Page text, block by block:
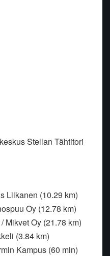
Stellan Tähtitori
Liikanen (10.29 km)
Oy (12.78 km)
Mikvet Oy (21.78 km)
(3.84 km)
Kampus (60 min)